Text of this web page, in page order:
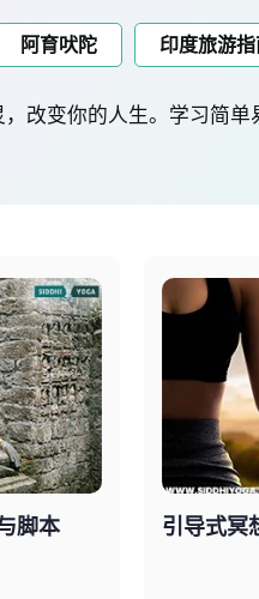
阿育吠陀 印度旅游
改变你的人生。学习简
脚本 引导式